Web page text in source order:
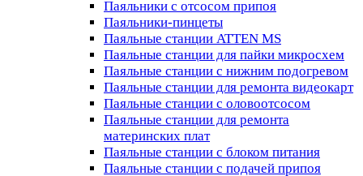
Паяльники с отсосом припоя
Паяльники-пинцеты
Паяльные станции ATTEN MS
Паяльные станции для пайки микросхем
Паяльные станции с нижним подогревом
Паяльные станции для ремонта видеокарт
Паяльные станции с оловоотсосом
Паяльные станции для ремонта
материнских плат
Паяльные станции с блоком питания
Паяльные станции с подачей припоя